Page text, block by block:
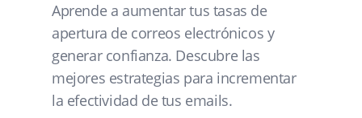
Aprende a aumentar tus tasas de
apertura de correos electrónicos y
generar confianza. Descubre las
mejores estrategias para incrementar
la efectividad de tus emails.